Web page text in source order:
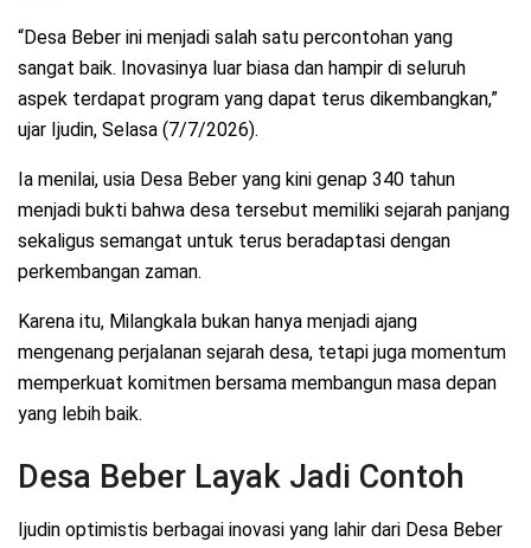
“Desa Beber ini menjadi salah satu percontohan yang
sangat baik. Inovasinya luar biasa dan hampir di seluruh
aspek terdapat program yang dapat terus dikembangkan,”
ujar Ijudin, Selasa (7/7/2026).
Ia menilai, usia Desa Beber yang kini genap 340 tahun
menjadi bukti bahwa desa tersebut memiliki sejarah panjang
sekaligus semangat untuk terus beradaptasi dengan
perkembangan zaman.
Karena itu, Milangkala bukan hanya menjadi ajang
mengenang perjalanan sejarah desa, tetapi juga momentum
memperkuat komitmen bersama membangun masa depan
yang lebih baik.
Desa Beber Layak Jadi Contoh
Ijudin optimistis berbagai inovasi yang lahir dari Desa Beber